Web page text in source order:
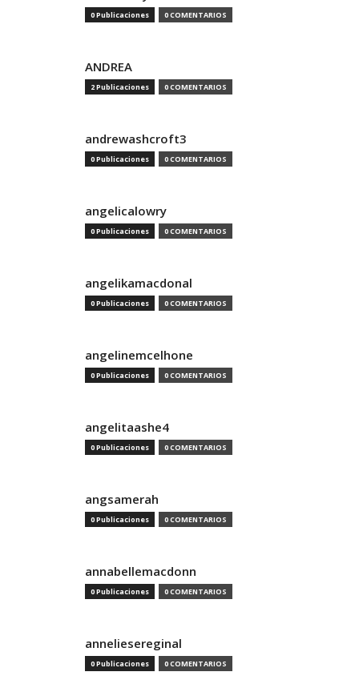
0 Publicaciones 0 COMENTARIOS
ANDREA
2 Publicaciones 0 COMENTARIOS
andrewashcroft3
0 Publicaciones 0 COMENTARIOS
angelicalowry
0 Publicaciones 0 COMENTARIOS
angelikamacdonal
0 Publicaciones 0 COMENTARIOS
angelinemcelhone
0 Publicaciones 0 COMENTARIOS
angelitaashe4
0 Publicaciones 0 COMENTARIOS
angsamerah
0 Publicaciones 0 COMENTARIOS
annabellemacdonn
0 Publicaciones 0 COMENTARIOS
anneliesereginal
0 Publicaciones 0 COMENTARIOS